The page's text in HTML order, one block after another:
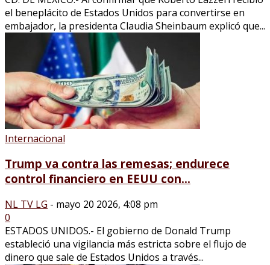
el beneplácito de Estados Unidos para convertirse en
embajador, la presidenta Claudia Sheinbaum explicó que...
Internacional
Trump va contra las remesas; endurece
control financiero en EEUU con...
NL TV LG - mayo 20 2026, 4:08 pm
0
ESTADOS UNIDOS.- El gobierno de Donald Trump
estableció una vigilancia más estricta sobre el flujo de
dinero que sale de Estados Unidos a través...